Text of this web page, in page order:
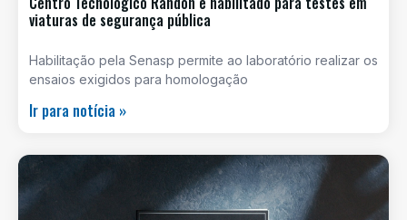
viaturas de segurança pública
Habilitação pela Senasp permite ao laboratório realizar os
ensaios exigidos para homologação
Ir para notícia »